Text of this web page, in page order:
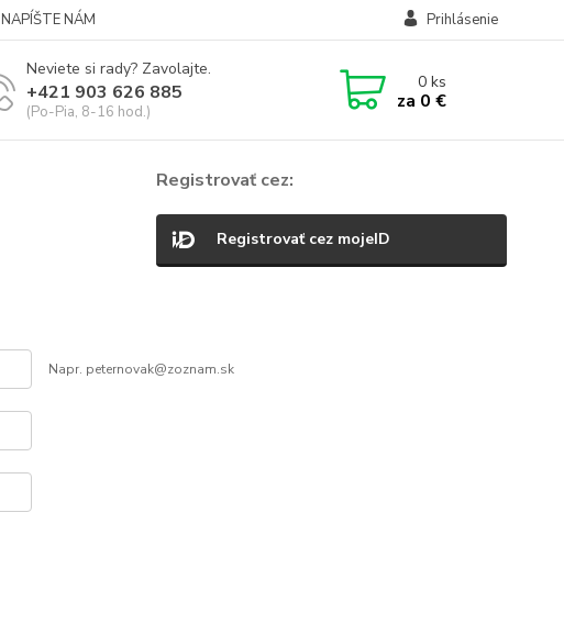
NAPÍŠTE NÁM Prihlásenie
Neviete si rady? Zavolajte.
+421 903 626 885
(Po-Pia, 8-16 hod.)
0ks
za 0 €
Registrovať cez:
Registrovať cez mojeID
Napr. peternovak@zoznam.sk